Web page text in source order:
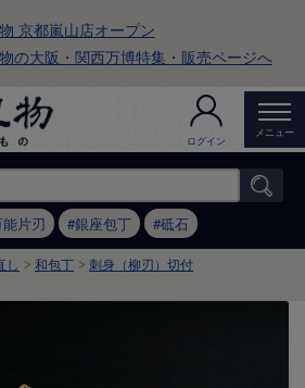
京都嵐山店オープン
の大阪・関西万博特集・販売ページへ
ログイン
メニュー
片刃 銀座包丁 砥石
し 和包丁
刺身（柳刃）切付